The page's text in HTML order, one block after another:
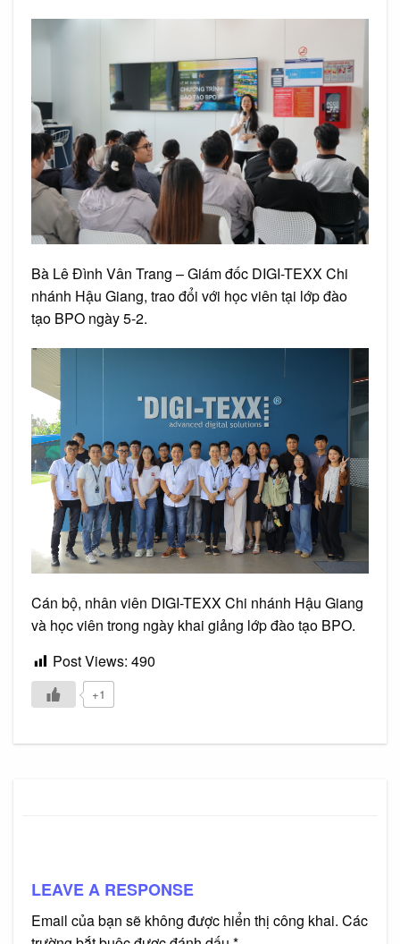
Bà Lê Đình Vân Trang – Giám đốc DIGI-TEXX Chi
nhánh Hậu Giang, trao đổi với học viên tại lớp đào
tạo BPO ngày 5-2.
Cán bộ, nhân viên DIGI-TEXX Chi nhánh Hậu Giang
và học viên trong ngày khai giảng lớp đào tạo BPO.
Post Views: 490
+1
LEAVE A RESPONSE
Email của bạn sẽ không được hiển thị công khai. Các